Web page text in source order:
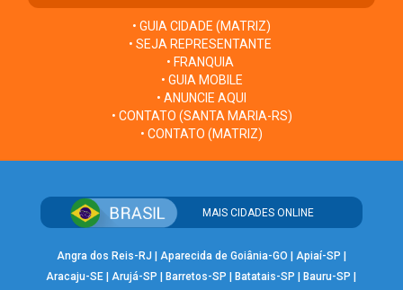
• GUIA CIDADE (MATRIZ)
• SEJA REPRESENTANTE
• FRANQUIA
• GUIA MOBILE
• ANUNCIE AQUI
• CONTATO (SANTA MARIA-RS)
• CONTATO (MATRIZ)
MAIS CIDADES ONLINE
Angra dos Reis-RJ Aparecida de Goiânia-GO Apiaí-SP
Aracaju-SE |Arujá-SP Barretos-SP Batatais-SP Bauru-SP